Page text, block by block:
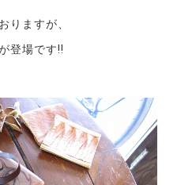
りますが、
登場です!!